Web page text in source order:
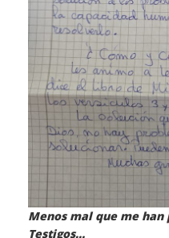
Menos mal que me han
Testigos…